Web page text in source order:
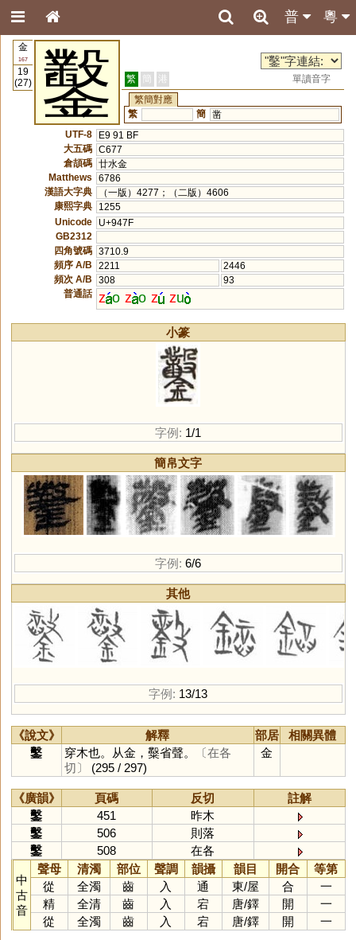
粵
普
金
167
19
(27)
鑿 繁 簡 港
單讀音字
繁簡對應
繁
簡 凿
UTF-8
E9 91 BF
大五碼 C677
倉頡碼 廿水金
Matthews
6786
漢語大字典
（一版）4277；（二版）4606
康熙字典
1255
Unicode
U+947F
GB2312
四角號碼 3710.9
頻序 A/B
2211
2446
頻次 A/B
308
93
普通話 z o z o z zu
小篆
字例: 1/1
簡帛文字
字例: 6/6
其他
字例: 13/13
《說文》 解釋 部居
相關異體
鑿
穿木也。从金，糳省聲。
〔在各
切〕
(295 / 297)
金
《廣韻》 頁碼 反切
註解
鑿
451
昨木
鑿
506
則落
鑿
508 在各
中
古
音
聲母 清濁 部位 聲調 韻攝 韻目 開合
等第
從
全濁 齒 入 通 東/屋 合
一
精
全清 齒 入 宕 唐/鐸 開
一
從
全濁 齒 入 宕 唐/鐸 開 一